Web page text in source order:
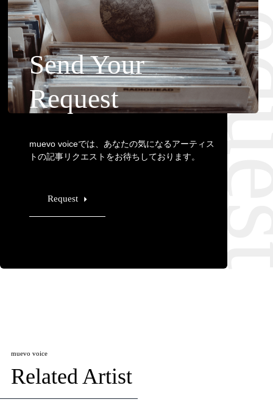
Send Your
Request
muevo voiceでは、あなたの気になるアーティス
トの記事リクエストをお待ちしております。
Request
muevo voice
Related Artist